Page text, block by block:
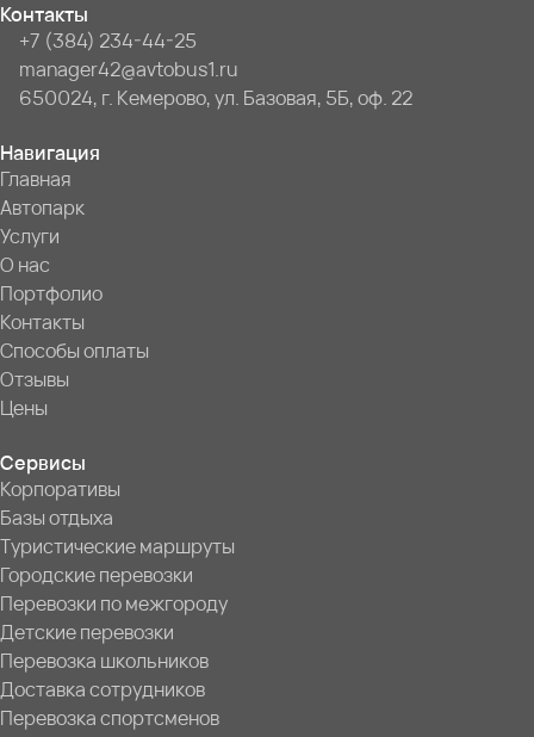
Контакты
+7 (384) 234-44-25
manager42@avtobus1.ru
650024, г. Кемерово, ул. Базовая, 5Б, оф. 22
Навигация
Главная
Автопарк
Услуги
О нас
Портфолио
Контакты
Способы оплаты
Отзывы
Цены
Сервисы
Корпоративы
Базы отдыха
Туристические маршруты
Городские перевозки
Перевозки по межгороду
Детские перевозки
Перевозка школьников
Доставка сотрудников
Перевозка спортсменов